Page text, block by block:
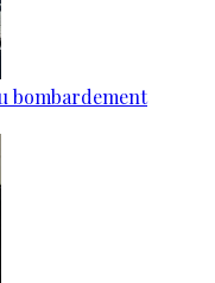
bombardement